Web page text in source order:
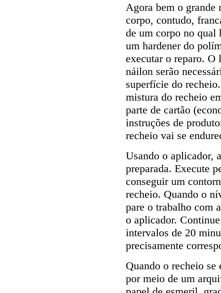
Agora bem o grande
corpo, contudo,
de um corpo no qual
um hardener do
executar o reparo.
náilon serão
superfície do
mistura do recheio
parte de cartão
instruções de
recheio vai se
Usando o aplicador,
preparada. Execute
conseguir um
recheio. Quando o
pare o trabalho com
o aplicador.
intervalos de 20
precisamente
Quando o recheio se
por meio de um